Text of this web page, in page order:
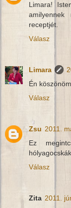
Limara!
receptjét.
Válasz
Limara
Én
Válasz
Zsu 2011.
Ez
Válasz
Zita 2011.